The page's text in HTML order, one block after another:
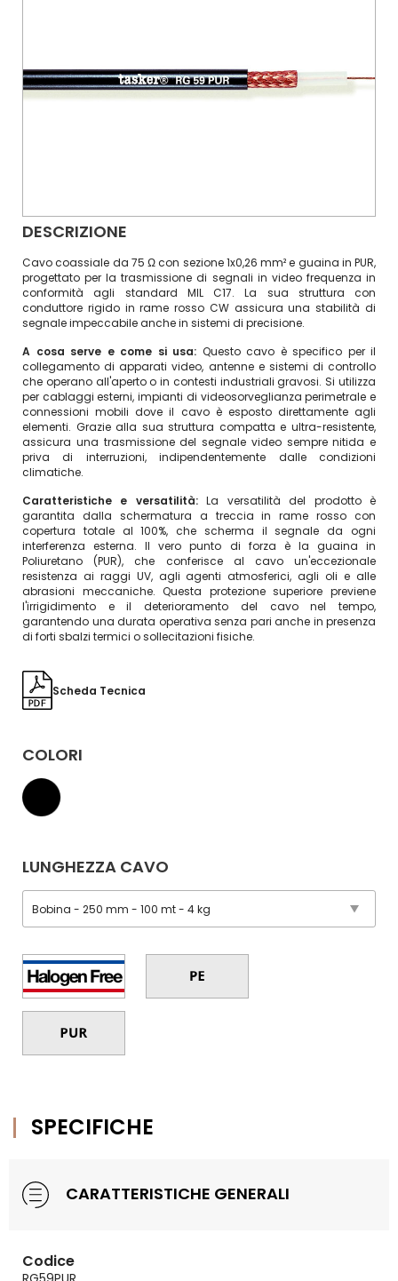
DESCRIZIONE
Cavo coassiale da 75 Ω con sezione 1x0,26 mm² e guaina in PUR,
progettato per la trasmissione di segnali in video frequenza in
conformità agli standard MIL C17. La sua struttura con
conduttore rigido in rame rosso CW assicura una stabilità di
segnale impeccabile anche in sistemi di precisione.
A cosa serve e come si usa: Questo cavo è specifico per il
collegamento di apparati video, antenne e sistemi di controllo
che operano all'aperto o in contesti industriali gravosi. Si utilizza
per cablaggi esterni, impianti di videosorveglianza perimetrale e
connessioni mobili dove il cavo è esposto direttamente agli
elementi. Grazie alla sua struttura compatta e ultra-resistente,
assicura una trasmissione del segnale video sempre nitida e
priva di interruzioni, indipendentemente dalle condizioni
climatiche.
Caratteristiche e versatilità:La versatilità del prodotto è
garantita dalla schermatura a treccia in rame rosso con
copertura totale al 100%, che scherma il segnale da ogni
interferenza esterna. Il vero punto di forza è la guaina in
Poliuretano (PUR), che conferisce al cavo un'eccezionale
resistenza ai raggi UV, agli agenti atmosferici, agli oli e alle
abrasioni meccaniche. Questa protezione superiore previene
l'irrigidimento e il deterioramento del cavo nel tempo,
garantendo una durata operativa senza pari anche in presenza
di forti sbalzi termici o sollecitazioni fisiche.
Scheda Tecnica
COLORI
LUNGHEZZA CAVO
SPECIFICHE
CARATTERISTICHE GENERALI
Codice